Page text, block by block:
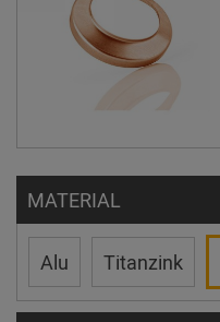
MATERIAL
Alu Titanzink